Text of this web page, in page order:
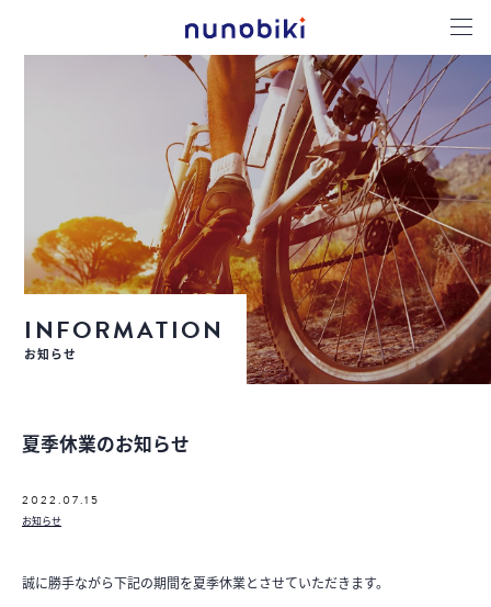
INFORMATION
お知らせ
夏季休業のお知らせ
2022.07.15
お知らせ
誠に勝手ながら下記の期間を夏季休業とさせていただきます。